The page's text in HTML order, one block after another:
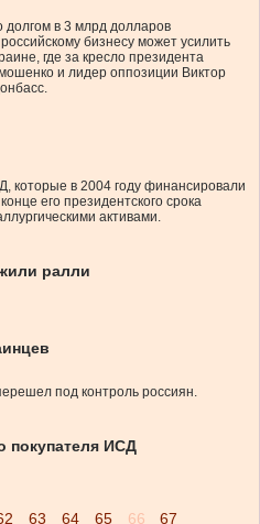
долгом в 3 млрд долларов
бизнесу может усилить
где за кресло президента
и лидер оппозиции Виктор
в 2004 году финансировали
его президентского срока
активами.
ралли
под контроль россиян.
покупателя ИСД
63 64 65 66 67